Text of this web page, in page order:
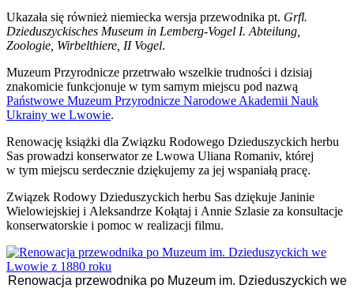
Ukazała się również niemiecka wersja przewodnika pt. Grfl.
Dzieduszyckisches Museum in Lemberg-Vogel I. Abteilung,
Zoologie, Wirbelthiere, II Vogel.
Muzeum Przyrodnicze przetrwało wszelkie trudności i dzisiaj
znakomicie funkcjonuje w tym samym miejscu pod nazwą
Państwowe Muzeum Przyrodnicze Narodowe Akademii Nauk
Ukrainy we Lwowie.
Renowację książki dla Związku Rodowego Dzieduszyckich herbu
Sas prowadzi konserwator ze Lwowa Uliana Romaniv, której
w tym miejscu serdecznie dziękujemy za jej wspaniałą pracę.
Związek Rodowy Dzieduszyckich herbu Sas dziękuje Janinie
Wielowiejskiej i Aleksandrze Kołątaj i Annie Szlasie za konsultacje
konserwatorskie i pomoc w realizacji filmu.
Renowacja przewodnika po Muzeum im. Dzieduszyckich we